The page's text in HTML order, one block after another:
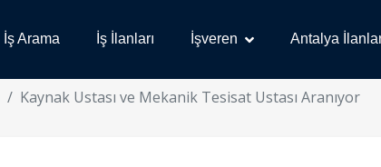
İş Arama İş İlanları İşveren Antalya
Kaynak Ustası ve Mekanik Tesisat Ustası Aranıyor